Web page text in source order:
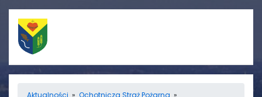
Aktualności » Ochotnicza Straż Pożarna »